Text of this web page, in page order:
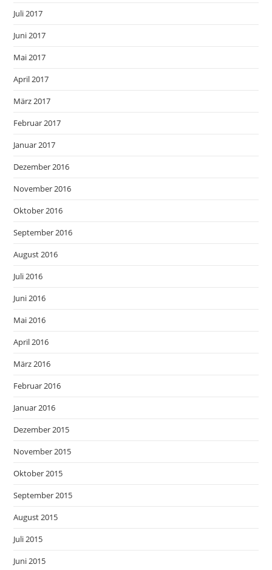
Juli 2017
Juni 2017
Mai 2017
April 2017
März 2017
Februar 2017
Januar 2017
Dezember 2016
November 2016
Oktober 2016
September 2016
August 2016
Juli 2016
Juni 2016
Mai 2016
April 2016
März 2016
Februar 2016
Januar 2016
Dezember 2015
November 2015
Oktober 2015
September 2015
August 2015
Juli 2015
Juni 2015